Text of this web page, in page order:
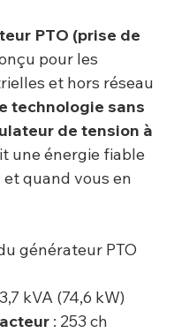
PTO (prise de
pour les
et hors réseau
technologie sans
de tension à
une énergie fiable
quand vous en
générateur PTO
kVA (74,6 kW)
: 253 ch